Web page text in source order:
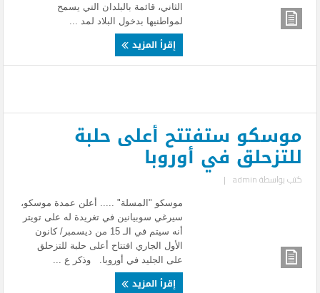
الثاني، قائمة بالبلدان التي يسمح
لمواطنيها بدخول البلاد لمد ...
إقرأ المزيد
موسكو ستفتتح أعلى حلبة
للتزحلق في أوروبا
كتب بواسطةadmin
|
موسكو "المسلة" ..... أعلن عمدة موسكو،
سيرغي سوبيانين في تغريدة له على تويتر
أنه سيتم في الـ 15 من ديسمبر/ كانون
الأول الجاري افتتاح أعلى حلبة للتزحلق
على الجليد في أوروبا. وذكر ع ...
إقرأ المزيد